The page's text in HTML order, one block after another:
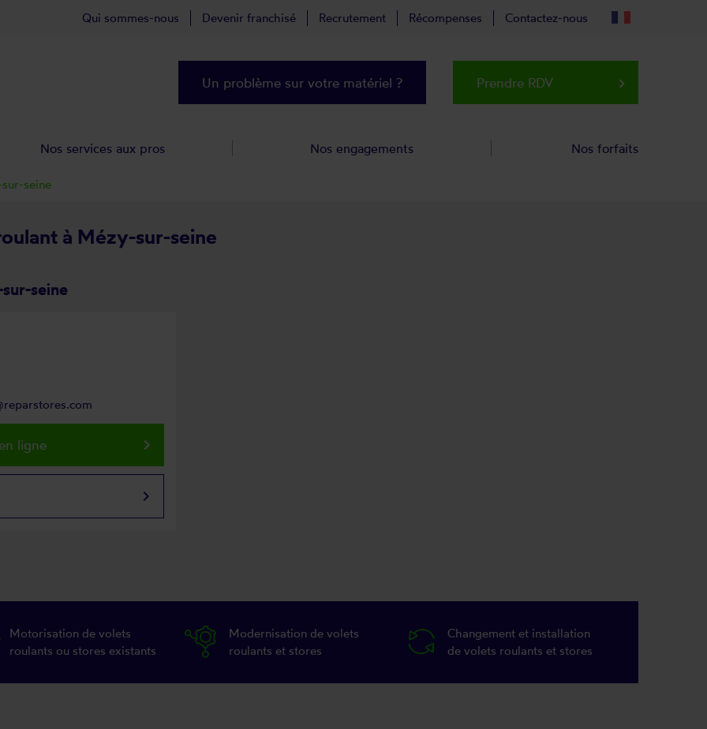
à Mézy-sur-seine
seine
ligne keyboard_arrow_right
keyboard_arrow_right
Motorisation de volets
roulants ou stores existants
Modernisation de volets
roulants et stores
Changement et installation
de volets roulants et stores
seine
Qui sommes-nous Devenir franchisé Recrutement Récompenses Contactez-nous
Un problème sur votre matériel ? Prendre RDV keyboard_arrow_right
Nos services aux pros Nos engagements Nos forfaits